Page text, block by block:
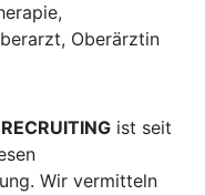
Oberärztin
ist seit
Wir vermitteln